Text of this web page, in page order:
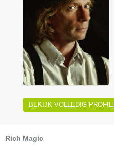
BEKIJK VOLLEDIG PROFIEL
Rich Magic